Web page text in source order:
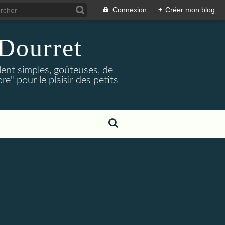
Connexion + Créer mon blog
simples, goûteuses, de
pour le plaisir des petits